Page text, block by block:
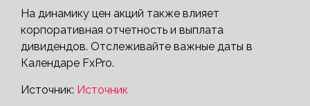
На динамику цен акций также влияет
корпоративная отчетность и выплата
дивидендов. Отслеживайте важные даты в
Календаре FxPro.
Источник: Источник